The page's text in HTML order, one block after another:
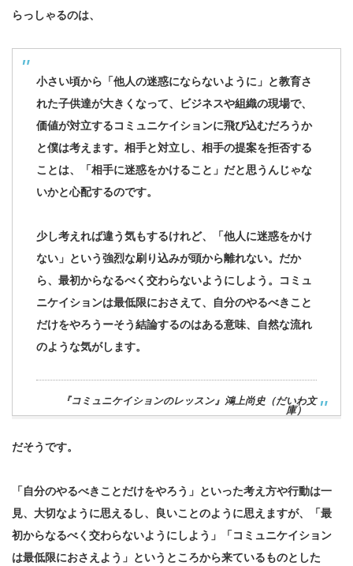
らっしゃるのは、
小さい頃から「他人の迷惑にならないように」と教育さ
れた子供達が大きくなって、ビジネスや組織の現場で、
価値が対立するコミュニケイションに飛び込むだろうか
と僕は考えます。相手と対立し、相手の提案を拒否する
ことは、「相手に迷惑をかけること」だと思うんじゃな
いかと心配するのです。
少し考えれば違う気もするけれど、「他人に迷惑をかけ
ない」という強烈な刷り込みが頭から離れない。だか
ら、最初からなるべく交わらないようにしよう。コミュ
ニケイションは最低限におさえて、自分のやるべきこと
だけをやろうーそう結論するのはある意味、自然な流れ
のような気がします。
『コミュニケイションのレッスン』鴻上尚史（だいわ文
庫）
だそうです。
「自分のやるべきことだけをやろう」といった考え方や行動は一
見、大切なように思えるし、良いことのように思えますが、「最
初からなるべく交わらないようにしよう」「コミュニケイション
は最低限におさえよう」というところから来ているものとした